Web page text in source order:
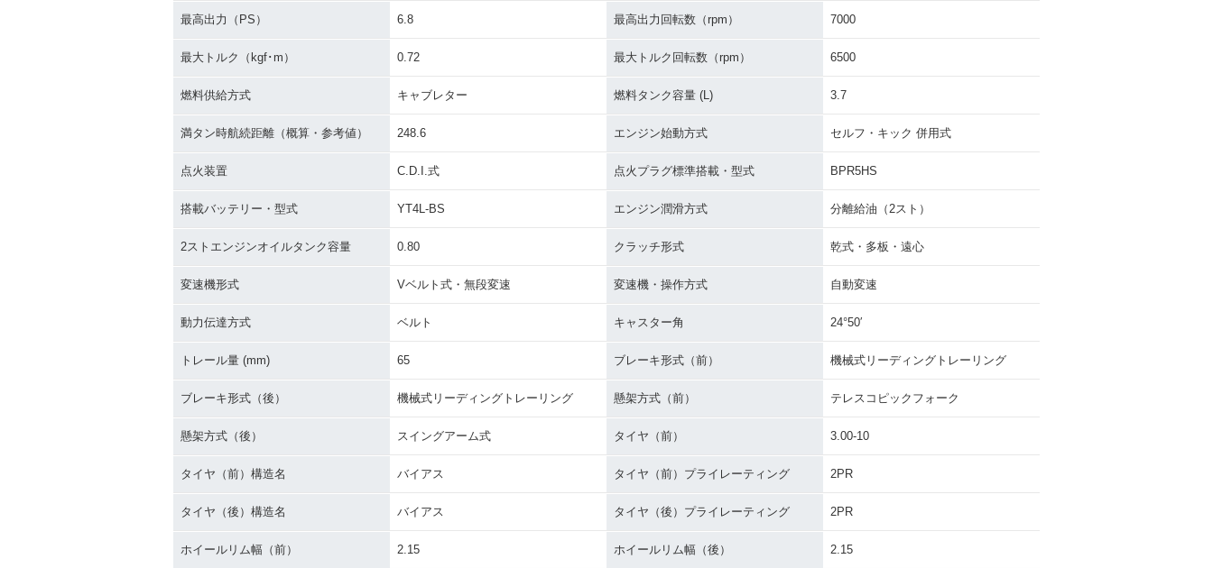
最高出力（PS） 6.8 最高出力回転数（rpm） 7000
最大トルク（kgf･m） 0.72 最大トルク回転数（rpm） 6500
燃料供給方式 キャブレター 燃料タンク容量 (L) 3.7
満タン時航続距離（概算・参考値） 248.6 エンジン始動方式 セルフ・キック 併用式
点火装置 C.D.I.式 点火プラグ標準搭載・型式 BPR5HS
搭載バッテリー・型式 YT4L-BS エンジン潤滑方式 分離給油（2スト）
2ストエンジンオイルタンク容量 0.80 クラッチ形式 乾式・多板・遠心
変速機形式 Vベルト式・無段変速 変速機・操作方式 自動変速
動力伝達方式 ベルト キャスター角 24°50′
トレール量 (mm) 65 ブレーキ形式（前） 機械式リーディングトレーリング
ブレーキ形式（後） 機械式リーディングトレーリング 懸架方式（前） テレスコピックフォーク
懸架方式（後） スイングアーム式 タイヤ（前） 3.00-10
タイヤ（前）構造名 バイアス タイヤ（前）プライレーティング 2PR
タイヤ（後）構造名 バイアス タイヤ（後）プライレーティング 2PR
ホイールリム幅（前） 2.15 ホイールリム幅（後） 2.15